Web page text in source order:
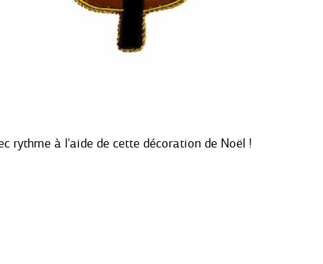
rythme à l'aide de cette décoration de Noël !